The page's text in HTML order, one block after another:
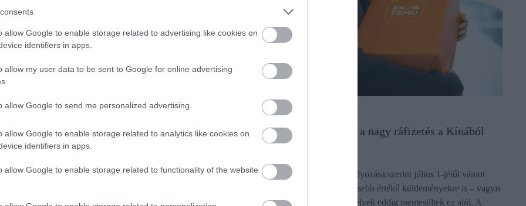
allow Google to enable storage related to advertising like cookies on
identifiers in apps.
allow my user data to be sent to Google for online advertising
allow Google to send me personalized advertising.
allow Google to enable storage related to analytics like cookies on
identifiers in apps.
allow Google to enable storage related to functionality of the website
MEZŐGAZDASÁG
Próbára teszi a világ mezőgazdaságát Kína
óvatoskodása
Kína élelmiszerből és műtrágyából is jóval nagyobb készleteket
Malpass, a Világbank korábbi elnöke a BBC-nek. A szakember
KERESKEDELEM
Kis tételeknél is jön a nagy ráfizetés a Kínából
rendelt árukra
Az Európai Unió új szabályozása szerint július 1-jétől vámot
vetnek ki a 150 eurónál kisebb értékű küldeményekre is – vagyis
azokra a csomagokra, amelyek eddig mentesültek ez alól. A